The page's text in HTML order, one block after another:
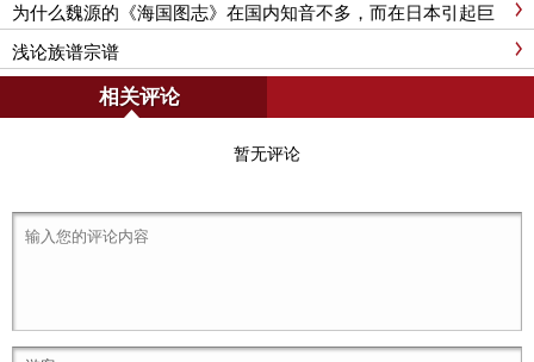
为什么魏源的《海国图志》在国内知音不多，而在日本引起巨
大反响？
浅论族谱宗谱
相关评论
暂无评论